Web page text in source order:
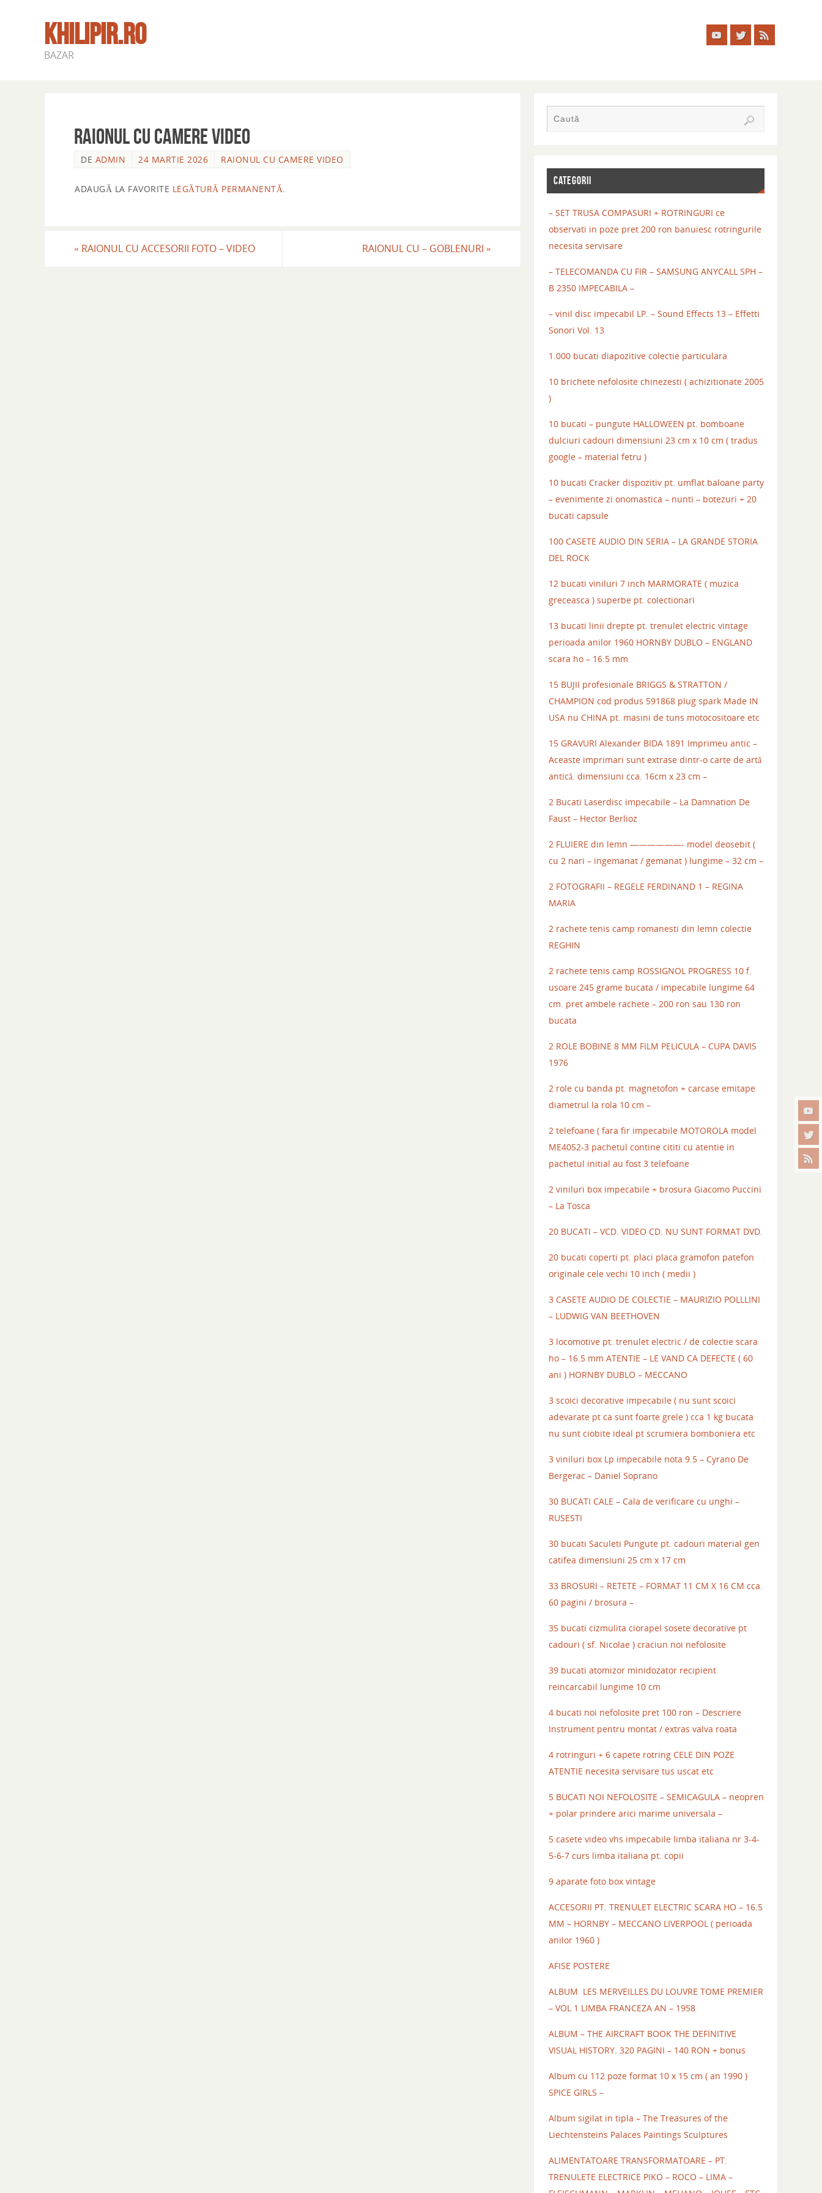
KHILIPIR.RO
BAZAR
RAIONUL CU CAMERE VIDEO
DE ADMIN 24 MARTIE 2026 RAIONUL CU CAMERE VIDEO
ADAUGĂ LA FAVORITE LEGĂTURĂ PERMANENTĂ
« RAIONUL CU ACCESORII FOTO – VIDEO RAIONUL CU – GOBLENURI »
CATEGORII
– SET TRUSA COMPASURI + ROTRINGURI ce
observati in poze pret 200 ron banuiesc rotringurile
necesita servisare
– TELECOMANDA CU FIR – SAMSUNG ANYCALL SPH –
B 2350 IMPECABILA –
– vinil disc impecabil LP. – Sound Effects 13 – Effetti
Sonori Vol. 13
1.000 bucati diapozitive colectie particulara
10 brichete nefolosite chinezesti ( achizitionate 2005
)
10 bucati – pungute HALLOWEEN pt. bomboane
dulciuri cadouri dimensiuni 23 cm x 10 cm ( tradus
google – material fetru )
10 bucati Cracker dispozitiv pt. umflat baloane party
– evenimente zi onomastica – nunti – botezuri + 20
bucati capsule
100 CASETE AUDIO DIN SERIA – LA GRANDE STORIA
DEL ROCK
12 bucati viniluri 7 inch MARMORATE ( muzica
greceasca ) superbe pt. colectionari
13 bucati linii drepte pt. trenulet electric vintage
perioada anilor 1960 HORNBY DUBLO – ENGLAND
scara ho – 16.5 mm
15 BUJII profesionale BRIGGS & STRATTON /
CHAMPION cod produs 591868 plug spark Made IN
USA nu CHINA pt. masini de tuns motocositoare etc
15 GRAVURI Alexander BIDA 1891 Imprimeu antic –
Aceaste imprimari sunt extrase dintr-o carte de artă
antică. dimensiuni cca. 16cm x 23 cm –
2 Bucati Laserdisc impecabile – La Damnation De
Faust – Hector Berlioz
2 FLUIERE din lemn ——————- model deosebit (
cu 2 nari – ingemanat / gemanat ) lungime – 32 cm –
2 FOTOGRAFII – REGELE FERDINAND 1 – REGINA
MARIA
2 rachete tenis camp romanesti din lemn colectie
REGHIN
2 rachete tenis camp ROSSIGNOL PROGRESS 10 f.
usoare 245 grame bucata / impecabile lungime 64
cm. pret ambele rachete – 200 ron sau 130 ron
bucata
2 ROLE BOBINE 8 MM FILM PELICULA – CUPA DAVIS
1976
2 role cu banda pt. magnetofon + carcase emitape
diametrul la rola 10 cm –
2 telefoane ( fara fir impecabile MOTOROLA model
ME4052-3 pachetul contine cititi cu atentie in
pachetul initial au fost 3 telefoane
2 viniluri box impecabile + brosura Giacomo Puccini
– La Tosca
20 BUCATI – VCD. VIDEO CD. NU SUNT FORMAT DVD.
20 bucati coperti pt. placi placa gramofon patefon
originale cele vechi 10 inch ( medii )
3 CASETE AUDIO DE COLECTIE – MAURIZIO POLLLINI
– LUDWIG VAN BEETHOVEN
3 locomotive pt. trenulet electric / de colectie scara
ho – 16.5 mm ATENTIE – LE VAND CA DEFECTE ( 60
ani ) HORNBY DUBLO – MECCANO
3 scoici decorative impecabile ( nu sunt scoici
adevarate pt ca sunt foarte grele ) cca 1 kg bucata
nu sunt ciobite ideal pt scrumiera bomboniera etc
3 viniluri box Lp impecabile nota 9.5 – Cyrano De
Bergerac – Daniel Soprano
30 BUCATI CALE – Cala de verificare cu unghi –
RUSESTI
30 bucati Saculeti Pungute pt. cadouri material gen
catifea dimensiuni 25 cm x 17 cm
33 BROSURI – RETETE – FORMAT 11 CM X 16 CM cca.
60 pagini / brosura –
35 bucati cizmulita ciorapel sosete decorative pt
cadouri ( sf. Nicolae ) craciun noi nefolosite
39 bucati atomizor minidozator recipient
reincarcabil lungime 10 cm
4 bucati noi nefolosite pret 100 ron – Descriere
Instrument pentru montat / extras valva roata
4 rotringuri + 6 capete rotring CELE DIN POZE
ATENTIE necesita servisare tus uscat etc
5 BUCATI NOI NEFOLOSITE – SEMICAGULA – neopren
+ polar prindere arici marime universala –
5 casete video vhs impecabile limba italiana nr 3-4-
5-6-7 curs limba italiana pt. copii
9 aparate foto box vintage
ACCESORII PT. TRENULET ELECTRIC SCARA HO – 16.5
MM – HORNBY – MECCANO LIVERPOOL ( perioada
anilor 1960 )
AFISE POSTERE
ALBUM LES MERVEILLES DU LOUVRE TOME PREMIER
– VOL 1 LIMBA FRANCEZA AN – 1958
ALBUM – THE AIRCRAFT BOOK THE DEFINITIVE
VISUAL HISTORY. 320 PAGINI – 140 RON + bonus
Album cu 112 poze format 10 x 15 cm ( an 1990 )
SPICE GIRLS –
Album sigilat in tipla – The Treasures of the
Liechtensteins Palaces Paintings Sculptures
ALIMENTATOARE TRANSFORMATOARE – PT.
TRENULETE ELECTRICE PIKO – ROCO – LIMA –